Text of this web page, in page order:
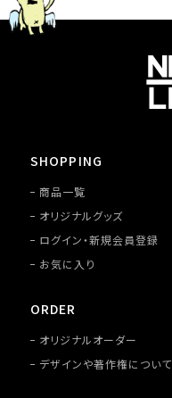
SHOPPING
商品一覧
オリジナルグッズ
ログイン・新規会員登録
お気に入り
ORDER
オリジナルオーダー
デザインや著作権について